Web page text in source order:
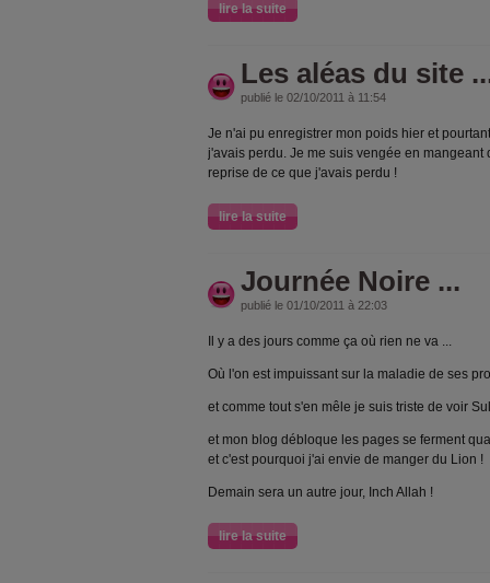
lire la suite
Les aléas du site
publié le 02/10/2011 à 11:54
Je n'ai pu enregistrer mon poids hier et
j'avais perdu. Je me suis vengée en mangeant
reprise de ce que j'avais perdu !
lire la suite
Journée Noire ...
publié le 01/10/2011 à 22:03
Il y a des jours comme ça où rien ne va ...
Où l'on est impuissant sur la maladie de ses
et comme tout s'en mêle je suis triste de voir
et mon blog débloque les pages se ferment
et c'est pourquoi j'ai envie de manger du Lion !
Demain sera un autre jour, Inch Allah !
lire la suite